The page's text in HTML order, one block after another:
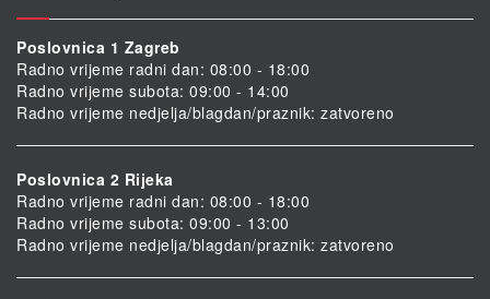
Poslovnica 1 Zagreb
Radno vrijeme radni dan: 08:00 - 18:00
Radno vrijeme subota: 09:00 - 14:00
Radno vrijeme nedjelja/blagdan/praznik: zatvoreno
Poslovnica 2 Rijeka
Radno vrijeme radni dan: 08:00 - 18:00
Radno vrijeme subota: 09:00 - 13:00
Radno vrijeme nedjelja/blagdan/praznik: zatvoreno